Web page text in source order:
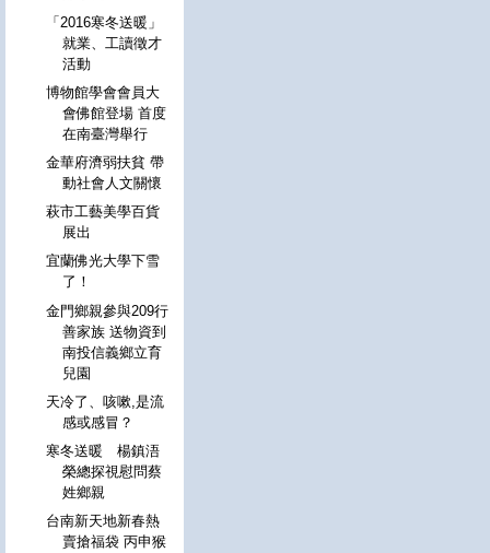
「2016寒冬送暖」
就業、工讀徵才
活動
博物館學會會員大
會佛館登場 首度
在南臺灣舉行
金華府濟弱扶貧 帶
動社會人文關懷
萩市工藝美學百貨
展出
宜蘭佛光大學下雪
了！
金門鄉親參與209行
善家族 送物資到
南投信義鄉立育
兒園
天冷了、咳嗽,是流
感或感冒？
寒冬送暖 楊鎮浯
榮總探視慰問蔡
姓鄉親
台南新天地新春熱
賣搶福袋 丙申猴